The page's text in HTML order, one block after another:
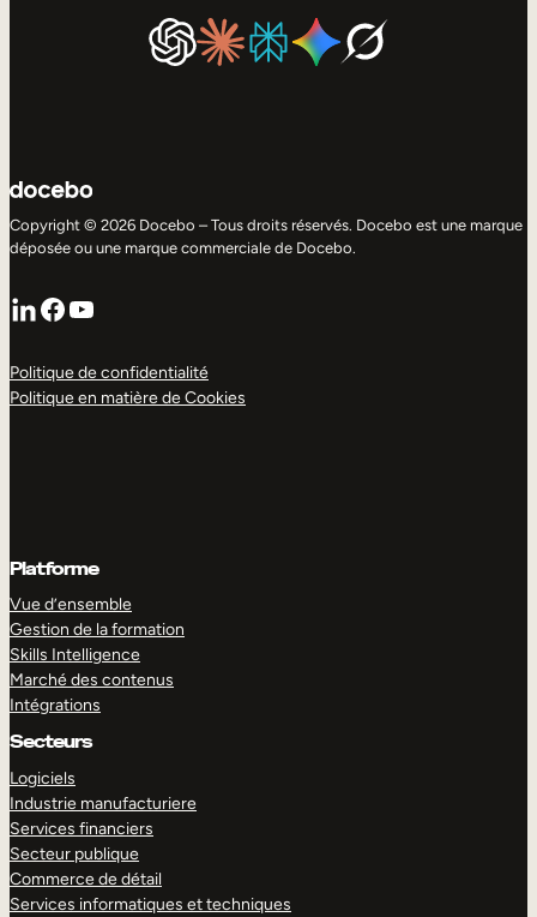
Copyright © 2026 Docebo – Tous droits réservés. Docebo est une marque
déposée ou une marque commerciale de Docebo.
LinkedIn
Facebook
YouTube
Politique de confidentialité
Politique en matière de Cookies
Platforme
Vue d’ensemble
Gestion de la formation
Skills Intelligence
Marché des contenus
Intégrations
Secteurs
Logiciels
Industrie manufacturiere
Services financiers
Secteur publique
Commerce de détail
Services informatiques et techniques